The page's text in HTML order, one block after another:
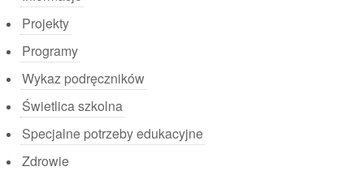
Projekty
Programy
Wykaz podręczników
Świetlica szkolna
Specjalne potrzeby edukacyjne
Zdrowie